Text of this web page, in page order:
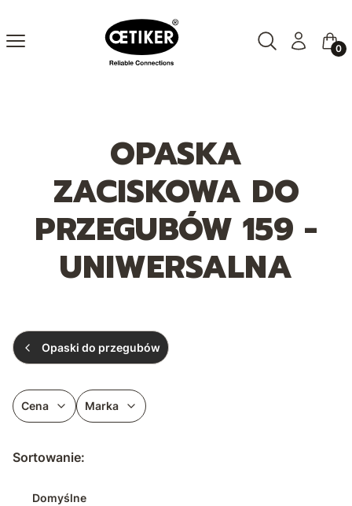
Menu Otwórz
SzukajZaloguj się
OPASKA
ZACISKOWA DO
PRZEGUBÓW 159 -
UNIWERSALNA
Opaski do przegubów
Cena Marka
Lista produktów
Sortowanie:
Domyślne